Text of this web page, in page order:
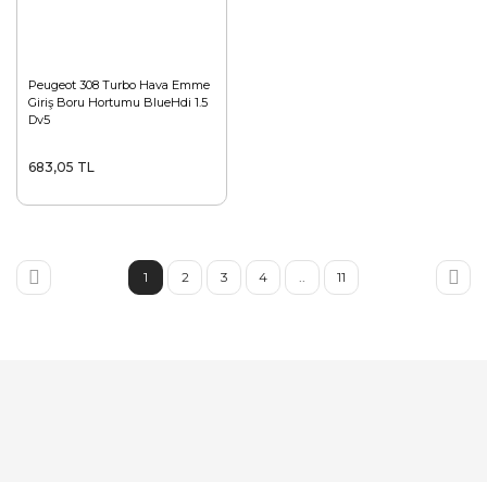
Peugeot 308 Turbo Hava Emme
Giriş Boru Hortumu BlueHdi 1.5
Dv5
683,05 TL
1 2 3 4 11